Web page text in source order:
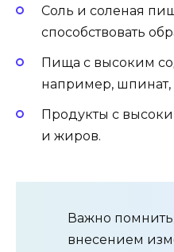
Соль и соленая
способствовать
Пища с высоким
например, шпинат,
Продукты с
и жиров.
Важно
внесением